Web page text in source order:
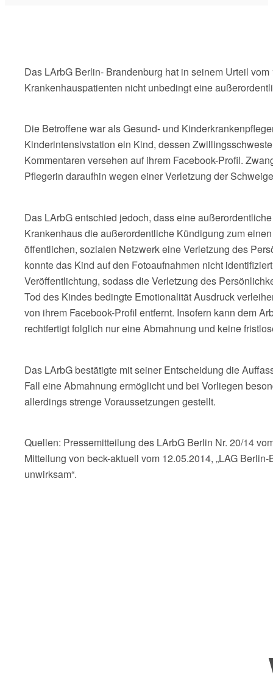
Das LArbG Berlin- Brandenburg hat in seinem Urteil
Krankenhauspatienten nicht unbedingt eine
Die Betroffene war als Gesund- und
Kinderintensivstation ein Kind, dessen
Kommentaren versehen auf ihrem Facebook-Profil.
Pflegerin daraufhin wegen einer Verletzung der
Das LArbG entschied jedoch, dass eine
Krankenhaus die außerordentliche Kündigung zum
öffentlichen, sozialen Netzwerk eine Verletzung des
konnte das Kind auf den Fotoaufnahmen nicht
Veröffentlichtung, sodass die Verletzung des
Tod des Kindes bedingte Emotionalität Ausdruck
von ihrem Facebook-Profil entfernt. Insofern kann dem
rechtfertigt folglich nur eine Abmahnung und keine
Das LArbG bestätigte mit seiner Entscheidung die
Fall eine Abmahnung ermöglicht und bei Vorliegen
allerdings strenge Voraussetzungen gestellt.
Quellen: Pressemitteilung des LArbG Berlin Nr. 20/14
Mitteilung von beck-aktuell vom 12.05.2014, „LAG
unwirksam“.